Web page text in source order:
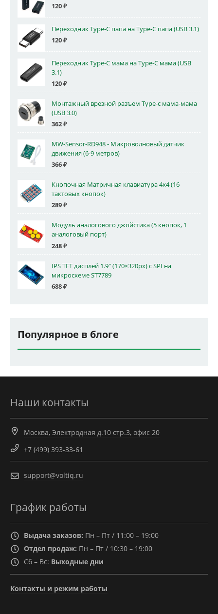
120₽
Переходник Type-C папа на Type-C папа (USB 3.1)
120₽
Переходник Type-C мама на Type-C мама (USB
3.1)
120₽
Монтажный врезной разъем Type-c мама-мама
(USB 3.0)
362₽
MW-Sensor-RD948 - Микроволновый датчик
движения (6-9 метров)
366₽
Кнопочная Матричная клавиатура 4x4 (16
тактовых кнопок)
289₽
Модуль аналогового джойстика (5 кнопок, 1
аналоговый порт)
248₽
IPS TFT дисплей 1.9" (170×320px) с SPI на
микросхеме ST7789
688₽
Популярное в блоге
Наши контакты
Москва, Электродная д.10 стр.3, офис 20
+7 (499) 393-33-61
support@voltiq.ru
График работы
Выдача заказов: Пн – Пт / 11:00 – 19:00
Отдел продаж: Пн – Пт / 10:30 – 19:00
Сб – Вс: Выходные дни
Контакты и режим работы